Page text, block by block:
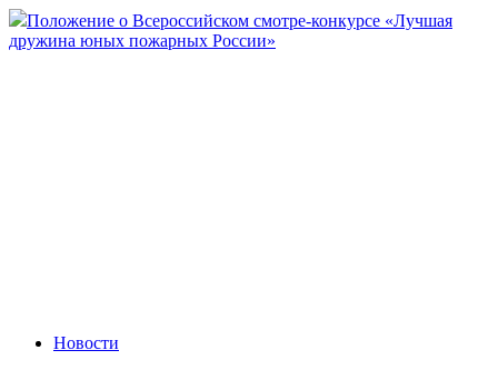
Положение о Всероссийском смотре-конкурсе «Лучшая
дружина юных пожарных России»
Новости